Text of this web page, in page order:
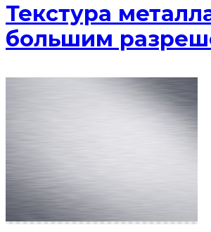
Текстура
большим